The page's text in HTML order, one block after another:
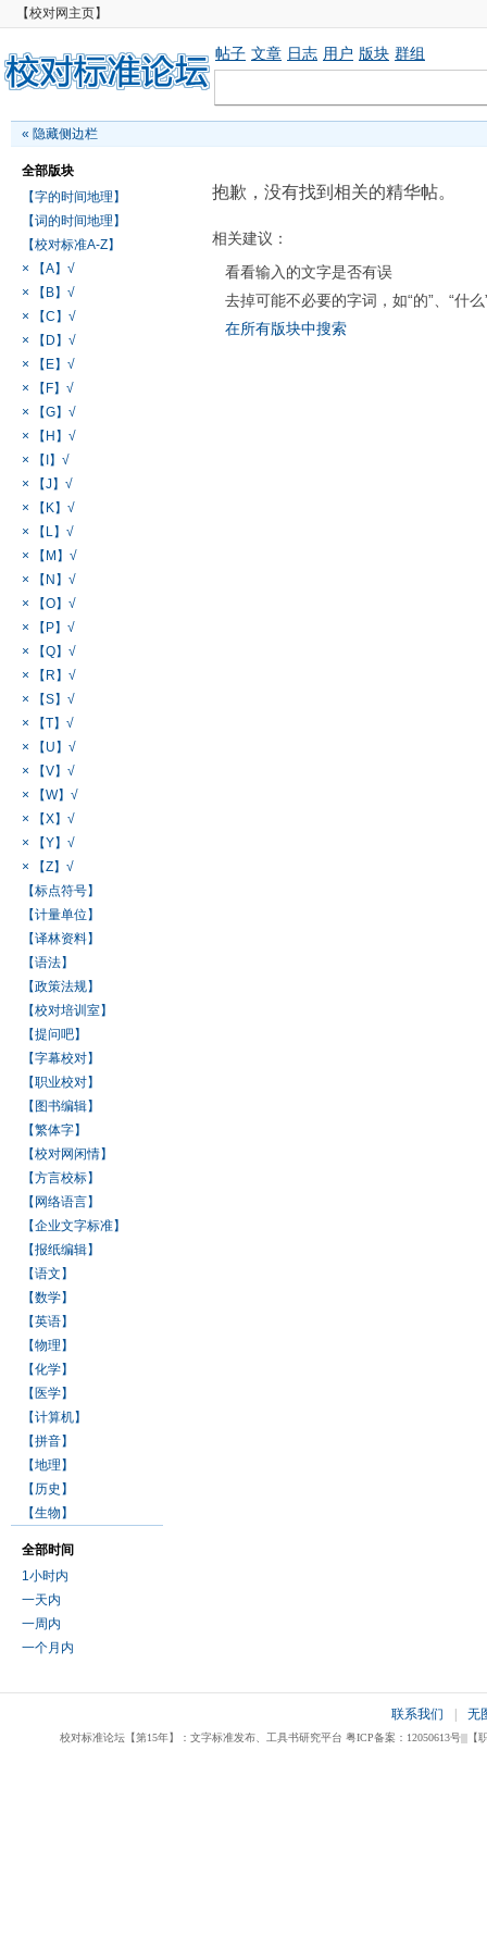
【校对网主页】
帖子 文章 日志 用户 版块 群组
« 隐藏侧边栏
全部版块
【字的时间地理】
【词的时间地理】
【校对标准A-Z】
× 【A】√
× 【B】√
× 【C】√
× 【D】√
× 【E】√
× 【F】√
× 【G】√
× 【H】√
× 【I】√
× 【J】√
× 【K】√
× 【L】√
× 【M】√
× 【N】√
× 【O】√
× 【P】√
× 【Q】√
× 【R】√
× 【S】√
× 【T】√
× 【U】√
× 【V】√
× 【W】√
× 【X】√
× 【Y】√
× 【Z】√
【标点符号】
【计量单位】
【译林资料】
【语法】
【政策法规】
【校对培训室】
【提问吧】
【字幕校对】
【职业校对】
【图书编辑】
【繁体字】
【校对网闲情】
【方言校标】
【网络语言】
【企业文字标准】
【报纸编辑】
【语文】
【数学】
【英语】
【物理】
【化学】
【医学】
【计算机】
【拼音】
【地理】
【历史】
【生物】
全部时间
1小时内
一天内
一周内
一个月内
抱歉，没有找到相关的精华帖。
相关建议：
看看输入的文字是否有误
去掉可能不必要的字词，如“的”、“什么
在所有版块中搜索
联系我们 无
校对标准论坛【第15年】：文字标准发布、工具书研究平台 粤ICP备案：12050613号|||【